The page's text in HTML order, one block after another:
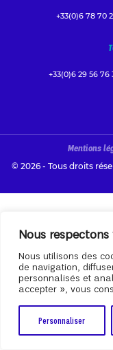
Nous
Nous utilisons des
de navigation,
personnalisés et
accepter », vous
Personnaliser
+33(0)6 78 70
+33(0)6 29 56 76
Mentions
© 2026 - Tous droits